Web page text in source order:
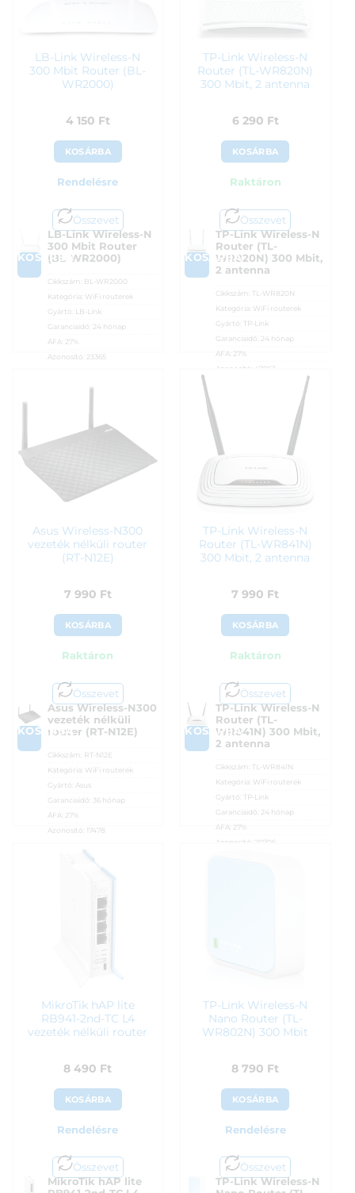
LB-Link Wireless-N
300 Mbit Router (BL-
WR2000)
4 150 Ft
KOSÁRBA
Rendelésre
Összevet
KOSÁRBA
LB-Link Wireless-N
300 Mbit Router
(BL-WR2000)
Cikkszám: BL-WR2000
Kategória: WiFi routerek
Gyártó: LB-Link
Garanciaidő:
24 hónap
ÁFA:
27%
Azonosító:
23365
TP-Link Wireless-N
Router (TL-WR820N)
300 Mbit, 2 antenna
6 290 Ft
KOSÁRBA
Raktáron
Összevet
KOSÁRBA
TP-Link Wireless-N
Router (TL-
WR820N) 300 Mbit,
2 antenna
Cikkszám:
TL-WR820N
Kategória: WiFi routerek
Gyártó:
TP-Link
Garanciaidő:
24 hónap
ÁFA:
27%
Azonosító:
47063
Asus Wireless-N300
vezeték nélküli router
(RT-N12E)
7 990 Ft
KOSÁRBA
Raktáron
Összevet
KOSÁRBA
Asus Wireless-N300
vezeték nélküli
router (RT-N12E)
Cikkszám: RT-N12E
Kategória: WiFi routerek
Gyártó:Asus
Garanciaidő: 36 hónap
ÁFA: 27%
Azonosító: 17478
Ft
TP-Link Wireless-N
Router (TL-WR841N)
300 Mbit, 2 antenna
7 990 Ft
KOSÁRBA
Raktáron
Összevet
KOSÁRBA
TP-Link Wireless-N
Router (TL-
WR841N) 300 Mbit,
2 antenna
Cikkszám:
TL-WR841N
Kategória: WiFi routerek
Gyártó:
TP-Link
Garanciaidő: 24 hónap
ÁFA: 27%
Azonosító:
20706
MikroTik hAP lite
RB941-2nd-TC L4
vezeték nélküli router
8 490 Ft
KOSÁRBA
Rendelésre
Összevet
MikroTik hAP lite
TP-Link Wireless-N
Nano Router (TL-
WR802N) 300 Mbit
8 790 Ft
KOSÁRBA
Rendelésre
Összevet
TP-Link Wireless-N